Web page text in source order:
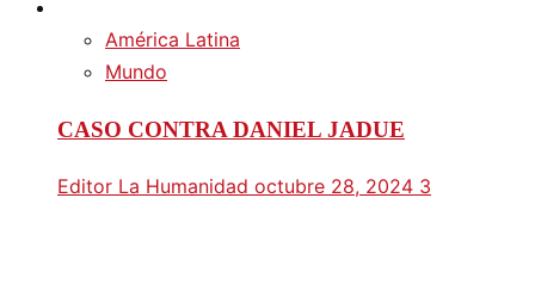
América Latina
Mundo
CASO CONTRA DANIEL JADUE
Editor La Humanidad octubre 28, 2024 3